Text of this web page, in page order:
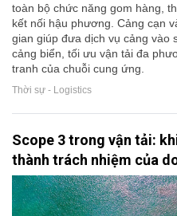
toàn bộ chức năng gom hàng,
kết nối hậu phương. Cảng cạn
gian giúp đưa dịch vụ cảng vào
cảng biển, tối ưu vận tải đa
tranh của chuỗi cung ứng.
Thời sự - Logistics
Scope 3 trong vận tải:
thành trách nhiệm của